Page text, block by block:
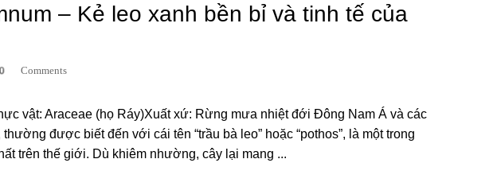
– Kẻ leo xanh bền bỉ và tinh tế của
0 Comments
vật: Araceae (họ Ráy)Xuất xứ: Rừng mưa nhiệt đới Đông Nam Á và các
được biết đến với cái tên “trầu bà leo” hoặc “pothos”, là một trong
trên thế giới. Dù khiêm nhường, cây lại mang ...